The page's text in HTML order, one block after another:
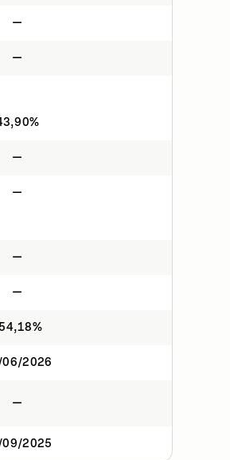
—
—
—
—
—
—
2026
—
2025